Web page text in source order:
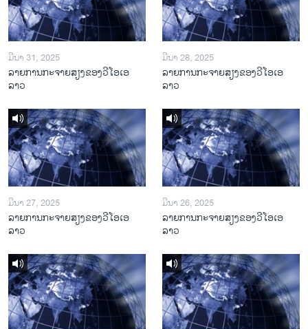
ມີນາ 31, 2025
ລາຍການກະຈາຍສຽງຂອງວີໂອເອ
ລາວ
ມີນາ 28, 2025
ລາຍການກະຈາຍສຽງຂອງວີໂອເອ
ລາວ
ມີນາ 27, 2025
ລາຍການກະຈາຍສຽງຂອງວີໂອເອ
ລາວ
ມີນາ 26, 2025
ລາຍການກະຈາຍສຽງຂອງວີໂອເອ
ລາວ